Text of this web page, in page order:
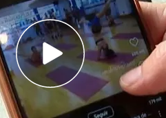
los 16 años: "Los